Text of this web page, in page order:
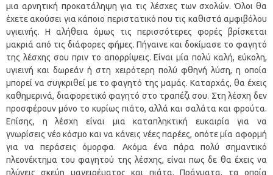
μια αρνητική προκατάληψη για τις λέσχες των σχολών. Όλοι θα
έχετε ακούσει για κάποιο περιστατικό που τις καθιστά αμφιβόλου
υγιεινής. Η αλήθεια όμως τις περισσότερες φορές βρίσκεται
μακριά από τις διάφορες φήμες. Πήγαινε και δοκίμασε το φαγητό
της λέσχης σου πριν το απορρίψεις. Είναι μία πολύ καλή, εύκολη,
υγιεινή και δωρεάν ή στη χειρότερη πολύ φθηνή λύση, η οποία
μπορεί να συγκριθεί με το φαγητό της μαμάς. Καταρχάς, θα έχεις
καθημερινά, διαφορετικό φαγητό στο τραπέζι σου. Στη λέσχη δεν
προσφέρουν μόνο το κυρίως πιάτο, αλλά και σαλάτα και φρούτα.
Επίσης, η λέσχη είναι μια καταπληκτική ευκαιρία για να
γνωρίσεις νέο κόσμο και να κάνεις νέες παρέες, οπότε μία αφορμή
για να περάσεις όμορφα. Ακόμα ένα πάρα πολύ σημαντικό
πλεονέκτημα του φαγητού της λέσχης, είναι πως δε θα έχεις να
πλύνεις σκεύη μαγειρέματος και πιάτα. Πράγματα, τα οποία